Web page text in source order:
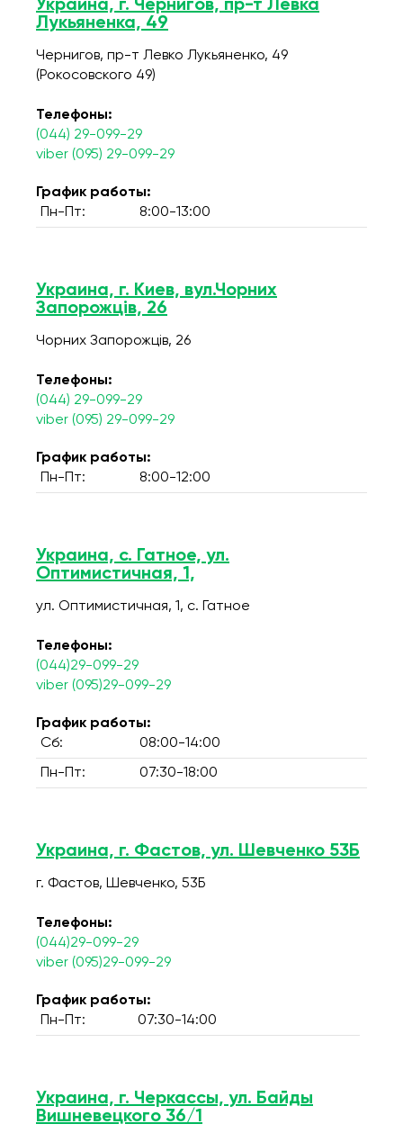
Украина, г. Чернигов, пр-т Левка
Лукьяненка, 49
Чернигов, пр-т Левко Лукьяненко, 49
(Рокосовского 49)
Телефоны:
(044) 29-099-29
viber (095) 29-099-29
График работы:
Пн-Пт:
8:00-13:00
Украина, г. Киев, вул.Чорних
Запорожців, 26
Чорних Запорожців, 26
Телефоны:
(044) 29-099-29
viber (095) 29-099-29
График работы:
Пн-Пт:
8:00-12:00
Украина, с. Гатное, ул.
Оптимистичная, 1,
ул. Оптимистичная, 1, c. Гатное
Телефоны:
(044)29-099-29
viber (095)29-099-29
График работы:
Сб:
08:00-14:00
Пн-Пт: 07:30-18:00
Украина, г. Фастов, ул. Шевченко 53Б
г. Фастов, Шевченко, 53Б
Телефоны:
(044)29-099-29
viber (095)29-099-29
График работы:
Пн-Пт:
07:30-14:00
Украина, г. Черкассы, ул. Байды
Вишневецкого 36/1